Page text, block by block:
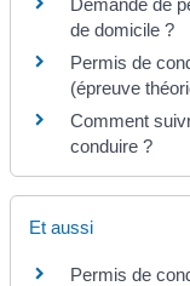
de domicile ?
Permis de
(épreuve
Comment
conduire ?
Et aussi
Permis de